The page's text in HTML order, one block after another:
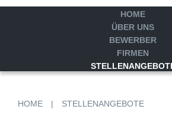
HOME
ÜBER UNS
BEWERBER
FIRMEN
HOME | STELLENANGEBOTE